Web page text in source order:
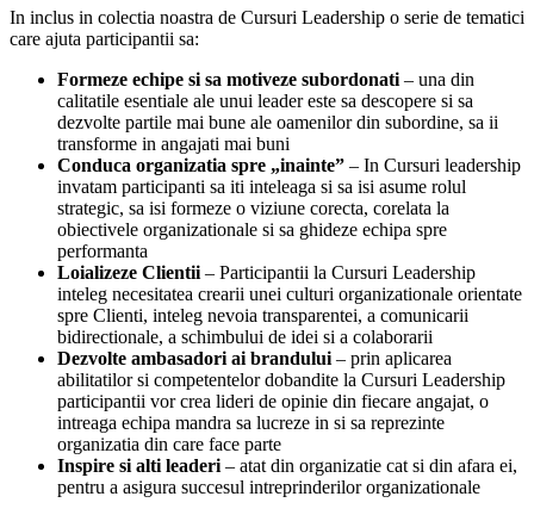
In inclus in colectia noastra de Cursuri Leadership o serie de tematici
care ajuta participantii sa:
Formeze echipe si sa motiveze subordonati – una din
calitatile esentiale ale unui leader este sa descopere si sa
dezvolte partile mai bune ale oamenilor din subordine, sa ii
transforme in angajati mai buni
Conduca organizatia spre „inainte” – In Cursuri leadership
invatam participanti sa iti inteleaga si sa isi asume rolul
strategic, sa isi formeze o viziune corecta, corelata la
obiectivele organizationale si sa ghideze echipa spre
performanta
Loializeze Clientii – Participantii la Cursuri Leadership
inteleg necesitatea crearii unei culturi organizationale orientate
spre Clienti, inteleg nevoia transparentei, a comunicarii
bidirectionale, a schimbului de idei si a colaborarii
Dezvolte ambasadori ai brandului – prin aplicarea
abilitatilor si competentelor dobandite la Cursuri Leadership
participantii vor crea lideri de opinie din fiecare angajat, o
intreaga echipa mandra sa lucreze in si sa reprezinte
organizatia din care face parte
Inspire si alti leaderi – atat din organizatie cat si din afara ei,
pentru a asigura succesul intreprinderilor organizationale